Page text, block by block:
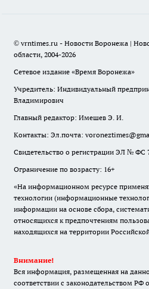
© vrntimes.ru - Новости Воронежа |
области, 2004-2026
Сетевое издание «Время Воронежа»
Учредитель: Индивидуальный
Владимирович
Главный редактор: Имешев Э. И.
Контакты: Эл.почта:
Свидетельство о регистрации ЭЛ № ФС
Ограничение по возрасту: 16+
«На информационном ресурсе
технологии (информационные
информации на основе сбора,
относящихся к предпочтениям
находящихся на территории
Внимание!
Вся информация, размещенная на
соответствии с законодательством РФ